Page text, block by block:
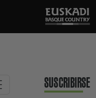
SUSCRIBIRSE